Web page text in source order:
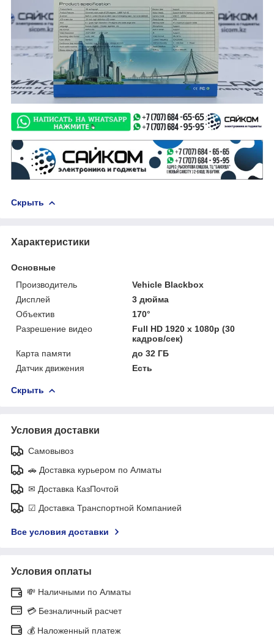
Скрыть
Характеристики
Основные
Производитель
Vehicle Blackbox
Дисплей
3 дюйма
Объектив
170°
Разрешение видео
Full HD 1920 х 1080p (30
кадров/сек)
Карта памяти
до 32 ГБ
Датчик движения
Есть
Скрыть
Условия доставки
Самовывоз
🚗 Доставка курьером по Алматы
✉ Доставка КазПочтой
☑ Доставка Транспортной Компанией
Все условия доставки
Условия оплаты
💸 Наличными по Алматы
💳 Безналичный расчет
💰 Наложенный платеж